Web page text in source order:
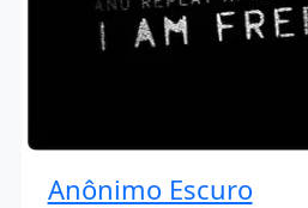
Anônimo Escuro